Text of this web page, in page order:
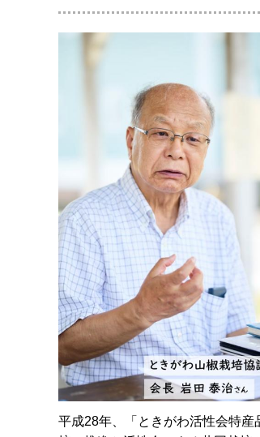
平成28年、「ときがわ活性会特